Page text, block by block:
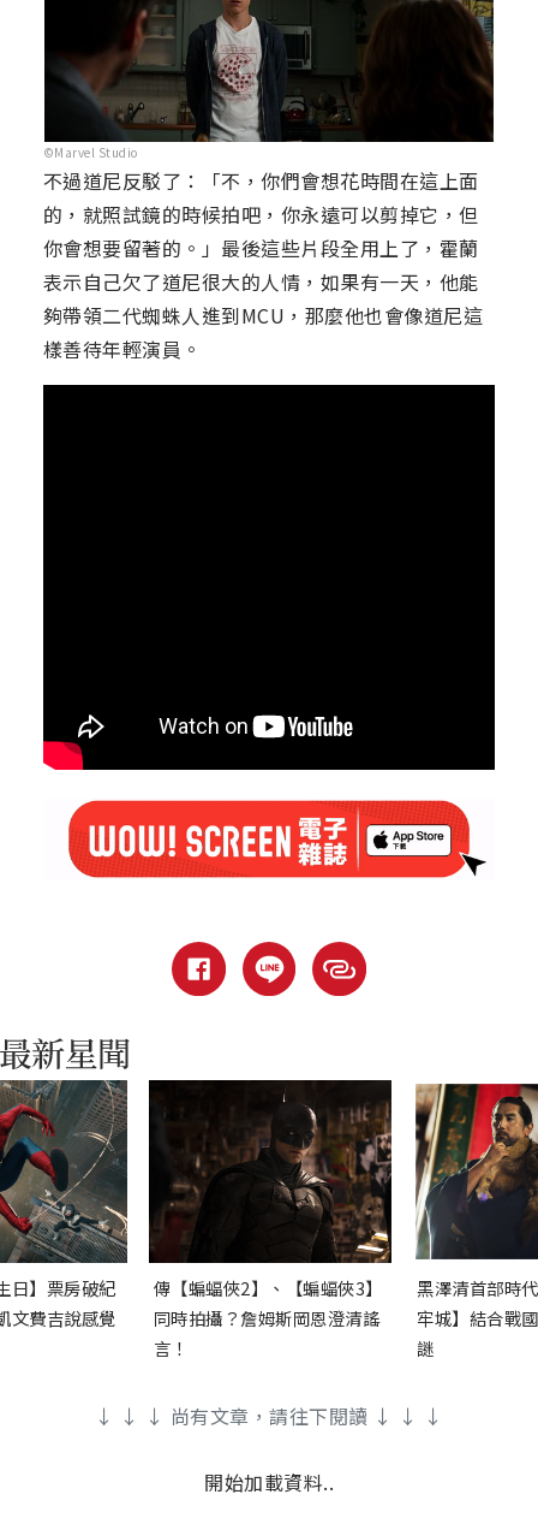
©Marvel Studio
不過道尼反駁了：「不，你們會想花時間在這上面
的，就照試鏡的時候拍吧，你永遠可以剪掉它，但
你會想要留著的。」最後這些片段全用上了，霍蘭
表示自己欠了道尼很大的人情，如果有一天，他能
夠帶領二代蜘蛛人進到MCU，那麼他也會像道尼這
樣善待年輕演員。
日】票房破紀
文費吉說感覺
傳【蝙蝠俠2】、【蝙蝠俠3】
同時拍攝？詹姆斯岡恩澄清謠
言！
黑澤清首部時
牢城】結合戰
謎
↓ ↓ ↓ 尚有文章，請往下閱讀 ↓ ↓ ↓
開始加載資料..